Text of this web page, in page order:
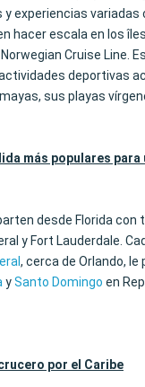
experiencias
hacer escala en los
Cruise
deportivas
sus playas
más populares
desde Florida
y Fort Lauderdale.
, cerca de Orlando, le
ySanto Domingo en
por el Caribe